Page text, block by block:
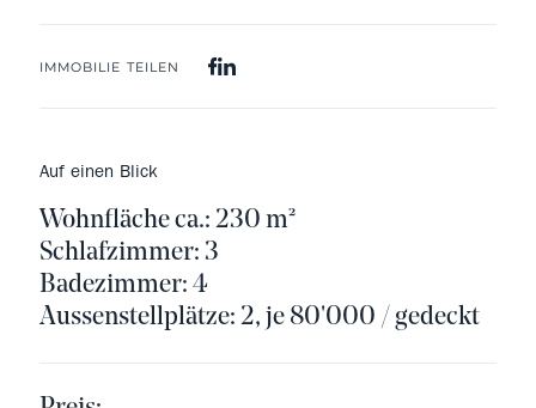
IMMOBILIE TEILEN
Auf einen Blick
Wohnfläche ca.: 230 m²
Schlafzimmer: 3
Badezimmer: 4
Aussenstellplätze: 2, je 80'000 / gedeckt